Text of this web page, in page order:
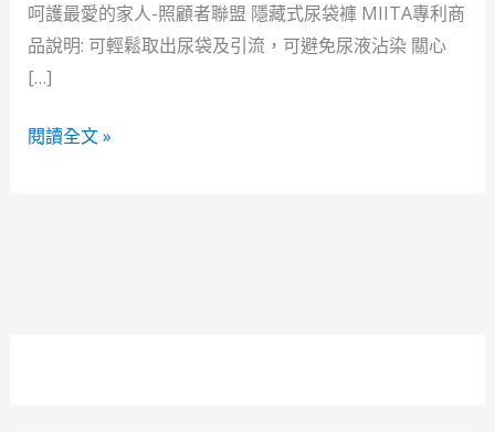
呵護最愛的家人-照顧者聯盟 隱藏式尿袋褲 MIITA專利商
品說明: 可輕鬆取出尿袋及引流，可避免尿液沾染 關心
[…]
褲-
適
閱讀全文 »